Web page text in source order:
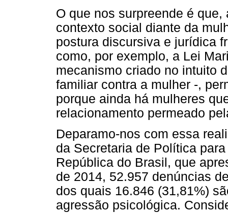
O que nos surpreende é
contexto social diante da
postura discursiva e jurídica
como, por exemplo, a Lei
mecanismo criado no intuito
familiar contra a mulher -,
porque ainda há mulheres
relacionamento permeado
Deparamo-nos com essa
da Secretaria de Política
República do Brasil, que
de 2014, 52.957 denúncias
dos quais 16.846 (31,81%)
agressão psicológica.